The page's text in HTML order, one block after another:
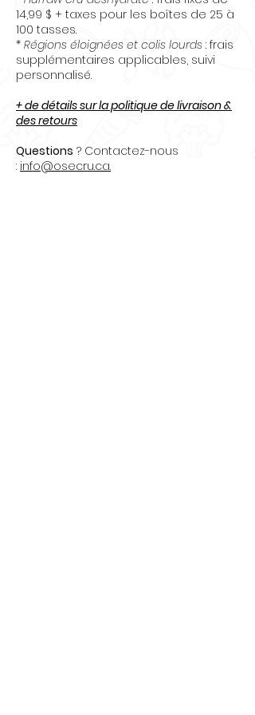
14,99 $ + taxes pour les boîtes de 25 à
100 tasses.
* Régions éloignées et colis lourds : frais
supplémentaires applicables, suivi
personnalisé.
+ de détails sur la politique de livraison &
des retours
Questions ? Contactez-nous
: info@osecru.ca.